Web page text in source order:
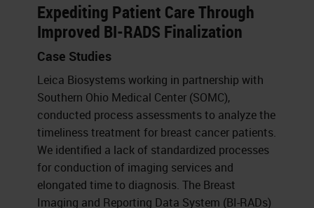
Expediting Patient Care Through
Improved BI-RADS Finalization
Case Studies
Leica Biosystems working in partnership with
Southern Ohio Medical Center (SOMC),
conducted process assessments to analyze the
timeliness treatment for breast cancer patients.
We identified a lack of standardized processes
for conduction of imaging services and
elongated time to diagnosis. The Breast
Imaging and Reporting Data System (BI-RADs)